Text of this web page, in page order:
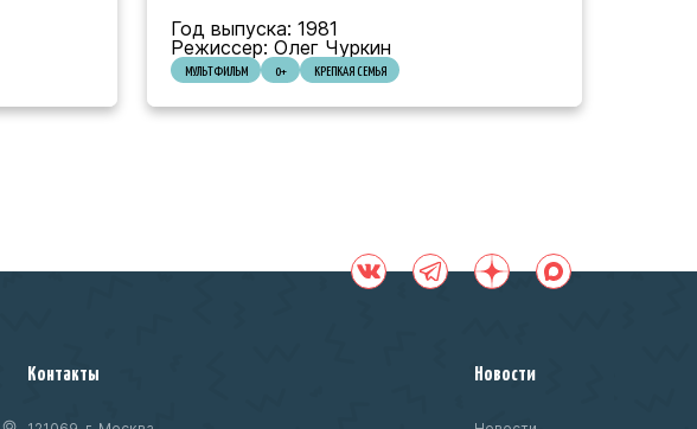
Год выпуска: 1981
Режиссер: Олег Чуркин
МУЛЬТФИЛЬМ 0+ КРЕПКАЯ СЕМЬЯ
Контакты Новости